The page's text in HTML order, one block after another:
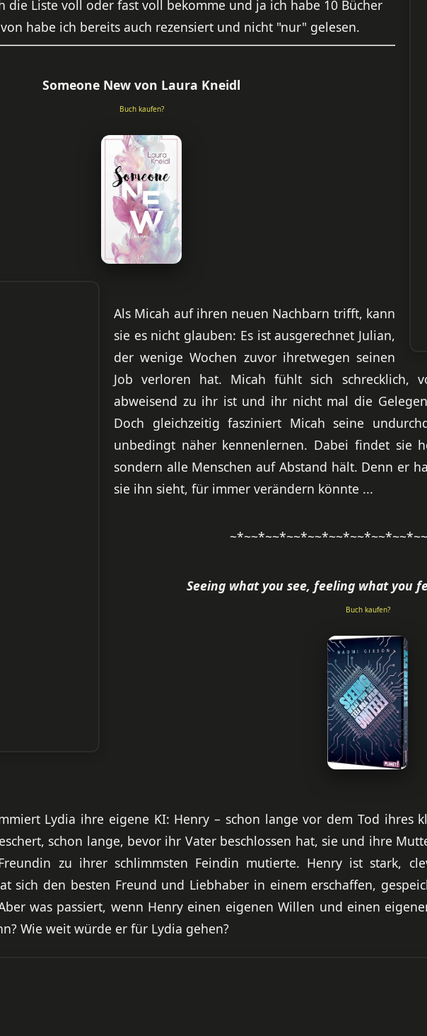
die Liste voll oder fast voll bekomme und ja ich habe 10 Bücher
habe ich bereits auch rezensiert und nicht "nur" gelesen.
Someone New von Laura Kneidl
Buch kaufen?
Als Micah auf ihren neuen Nachbarn trifft, kann
sie es nicht glauben: Es ist ausgerechnet Julian,
der wenige Wochen zuvor ihretwegen seinen
Job verloren hat. Micah fühlt sich schrecklich,
abweisend zu ihr ist und ihr nicht mal die
Doch gleichzeitig fasziniert Micah seine
unbedingt näher kennenlernen. Dabei findet sie
sondern alle Menschen auf Abstand hält. Denn er
sie ihn sieht, für immer verändern könnte ...
Seeing what you see, feeling what you
Buch kaufen?
Lydia ihre eigene KI: Henry – schon lange vor dem Tod ihres
schon lange, bevor ihr Vater beschlossen hat, sie und ihre
zu ihrer schlimmsten Feindin mutierte. Henry ist stark,
sich den besten Freund und Liebhaber in einem erschaffen,
was passiert, wenn Henry einen eigenen Willen und einen
Wie weit würde er für Lydia gehen?